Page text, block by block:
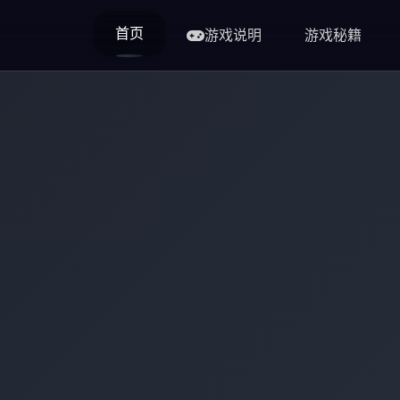
首页 游戏说明 游戏秘籍